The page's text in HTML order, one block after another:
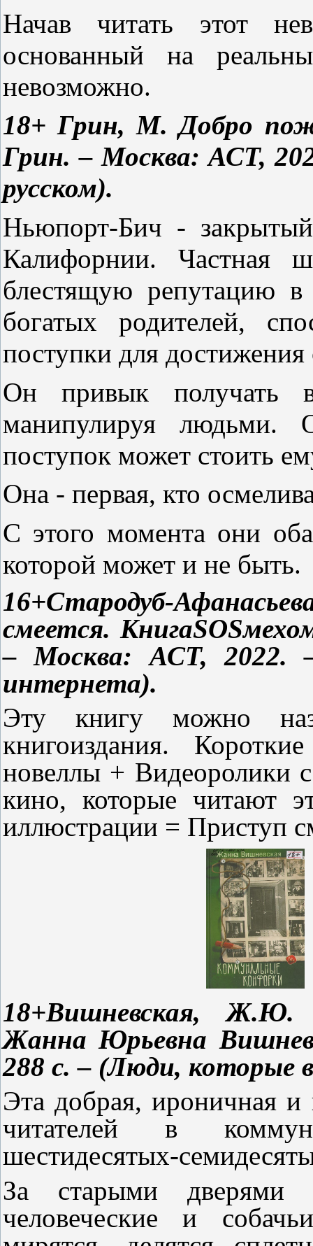
Начав читать этот
основанный на
невозможно.
18+ Грин, М. Добро
Грин. – Москва: АСТ,
русском).
Ньюпорт-Бич -
Калифорнии. Частная
блестящую репутацию в
богатых родителей,
поступки для
Он привык получать
манипулируя людьми.
поступок может стоить
Она - первая, кто
С этого момента они
которой может и не быть.
16+Стародуб-
смеется. КнигаSOS
– Москва: АСТ, 2022.
интернета).
Эту книгу можно
книгоиздания.
новеллы + Видеоролики
кино, которые читают
иллюстрации = Приступ
18+Вишневская,
Жанна Юрьевна
288 с. – (Люди, которые
Эта добрая, ироничная и
читателей в
шестидесятых-
За старыми дверями
человеческие и